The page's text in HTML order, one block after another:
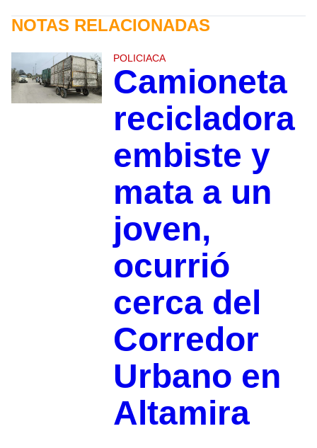
NOTAS RELACIONADAS
POLICIACA
Camioneta
recicladora
embiste y
mata a un
joven,
ocurrió
cerca del
Corredor
Urbano en
Altamira